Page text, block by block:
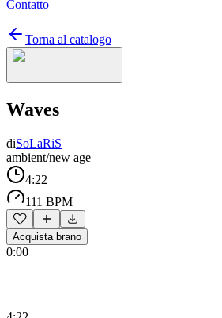
Contatto
Torna al catalogo
Waves
diSoLaRiS
ambient/new age
4:22
111 BPM
Acquista brano
0:00